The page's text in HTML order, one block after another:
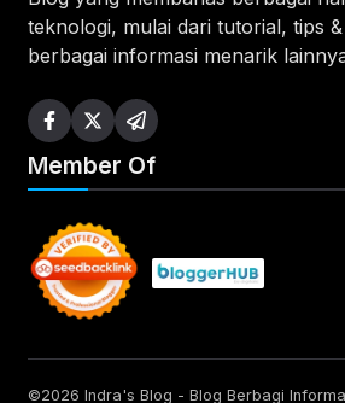
teknologi, mulai dari tutorial, tips
berbagai informasi menarik
Member Of
©2026 Indra's Blog - Blog Berbagi